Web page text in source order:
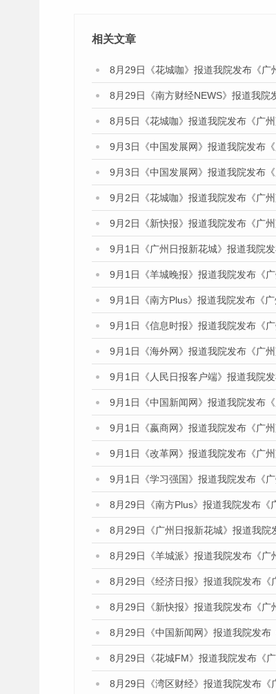
相关文章
8月29日《花城咖》报道我院发布《
8月29日《南方财经NEWS》报道我
8月5日《花城咖》报道我院发布《广
9月3日《中国发展网》报道我院发布
9月3日《中国发展网》报道我院发布
9月2日《花城咖》报道我院发布《广
9月2日《新快报》报道我院发布《广
9月1日《广州日报新花城》报道我院
9月1日《羊城晚报》报道我院发布《
9月1日《南方Plus》报道我院发布《
9月1日《信息时报》报道我院发布《
9月1日《海外网》报道我院发布《广
9月1日《人民日报客户端》报道我院
9月1日《中国新闻网》报道我院发布
9月1日《嬴商网》报道我院发布《广
9月1日《改革网》报道我院发布《广
9月1日《学习强国》报道我院发布《
8月29日《南方Plus》报道我院发布
8月29日《广州日报新花城》报道我
8月29日《羊城派》报道我院发布《
8月29日《经济日报》报道我院发布
8月29日《新快报》报道我院发布《
8月29日《中国新闻网》报道我院发
8月29日《花城FM》报道我院发布《
8月29日《湾区财经》报道我院发布